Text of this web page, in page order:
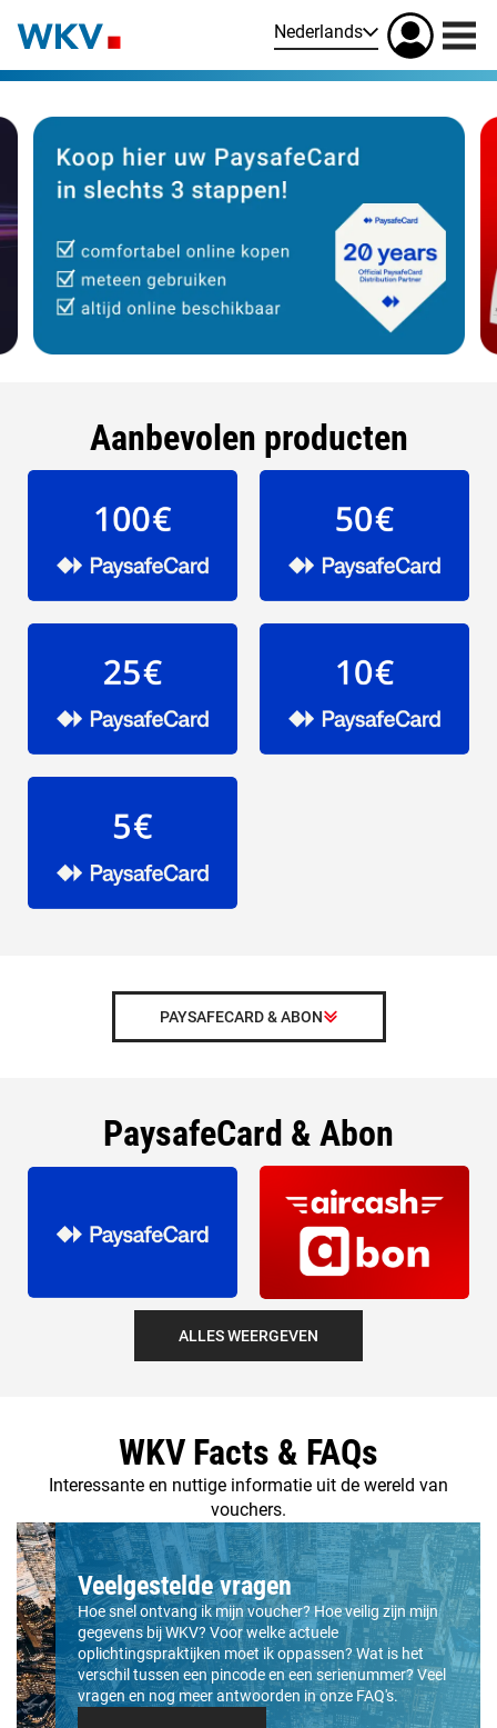
Nederlands
Aanbevolen producten
PAYSAFECARD & ABON
PaysafeCard & Abon
ALLES WEERGEVEN
WKV Facts & FAQs
Interessante en nuttige informatie uit de wereld van
vouchers.
Veelgestelde vragen
Hoe snel ontvang ik mijn voucher? Hoe veilig zijn mijn
gegevens bij WKV? Voor welke actuele
oplichtingspraktijken moet ik oppassen? Wat is het
verschil tussen een pincode en een serienummer? Veel
vragen en nog meer antwoorden in onze FAQ's.